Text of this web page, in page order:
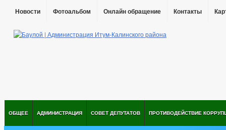
Новости Фотоальбом Онлайн обращение Контакты
ОБЩЕЕ АДМИНИСТРАЦИЯ СОВЕТ ДЕПУТАТОВ ПРОТИВОДЕЙСТВИЕ